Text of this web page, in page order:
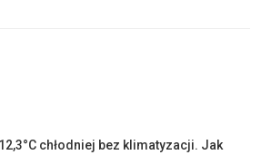
chłodniej bez klimatyzacji. Jak